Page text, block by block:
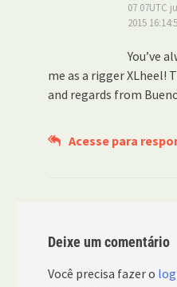
07 07UTC
2015
You’ve
me as a rigger XLheel!
and regards from
Acesse para
Deixe um comentário
Você precisa fazer o